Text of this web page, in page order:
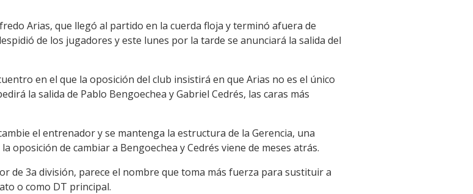
Arias, que llegó al partido en la cuerda floja y terminó afuera de
de los jugadores y este lunes por la tarde se anunciará la salida del
en el que la oposición del club insistirá en que Arias no es el único
la salida de Pablo Bengoechea y Gabriel Cedrés, las caras más
el entrenador y se mantenga la estructura de la Gerencia, una
oposición de cambiar a Bengoechea y Cedrés viene de meses atrás.
de 3a división, parece el nombre que toma más fuerza para sustituir a
o como DT principal.